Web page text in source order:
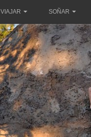
VIAJAR SOÑAR